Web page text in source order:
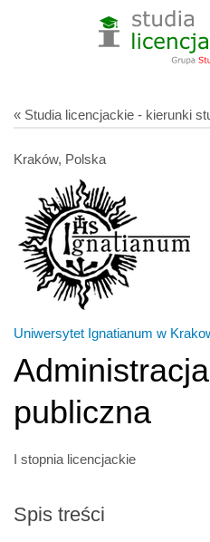
« Studia licencjackie - kierunki
Kraków, Polska
Uniwersytet Ignatianum w
publiczna
I stopnia licencjackie
Spis treści